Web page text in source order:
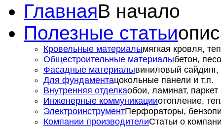
ГлавнаяВ начало
Полезные статьи
Кровельные материалымягкая кровля,
Общестроительные материалыбетон,
Фасадные материалывиниловый сайдинг,
Для фундаментацокольные панели и т.п.
Внутренняя отделкаобои, ламинат, паркет
Инженерные коммуникацииотопление,
ЭлектроинструментПерфораторы,
Компании производителиСтатьи о